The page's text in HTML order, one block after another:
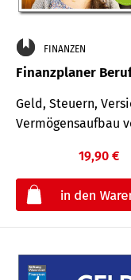
FINANZEN
Finanzplaner
Geld, Steuern,
Vermögensaufbau
19,90 €